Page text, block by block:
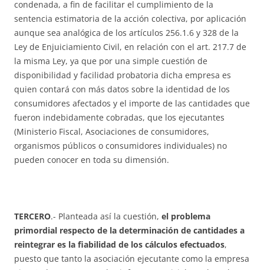
condenada, a fin de facilitar el cumplimiento de la
sentencia estimatoria de la acción colectiva, por aplicación
aunque sea analógica de los artículos 256.1.6 y 328 de la
Ley de Enjuiciamiento Civil, en relación con el art. 217.7 de
la misma Ley, ya que por una simple cuestión de
disponibilidad y facilidad probatoria dicha empresa es
quien contará con más datos sobre la identidad de los
consumidores afectados y el importe de las cantidades que
fueron indebidamente cobradas, que los ejecutantes
(Ministerio Fiscal, Asociaciones de consumidores,
organismos públicos o consumidores individuales) no
pueden conocer en toda su dimensión.
TERCERO.- Planteada así la cuestión, el problema
primordial respecto de la determinación de cantidades a
reintegrar es la fiabilidad de los cálculos efectuados,
puesto que tanto la asociación ejecutante como la empresa